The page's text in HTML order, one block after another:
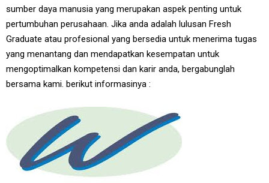
sumber daya manusia yang merupakan aspek penting untuk
pertumbuhan perusahaan. Jika anda adalah lulusan Fresh
Graduate atau profesional yang bersedia untuk menerima tugas
yang menantang dan mendapatkan kesempatan untuk
mengoptimalkan kompetensi dan karir anda, bergabunglah
bersama kami. berikut informasinya :